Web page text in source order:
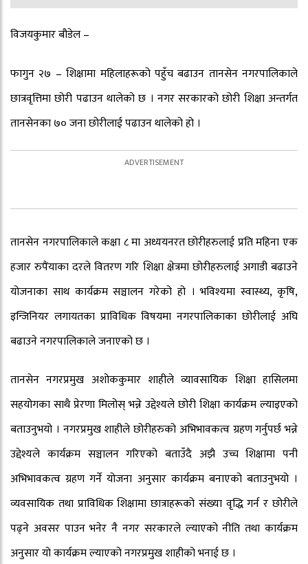
विजयकुमार बौडेल –
फागुन २७ – शिक्षामा महिलाहरूको पहुँच बढाउन तानसेन नगरपालिकाले
छात्रवृत्तिमा छोरी पढाउन थालेको छ । नगर सरकारको छोरी शिक्षा अन्तर्गत
तानसेनका ७० जना छोरीलाई पढाउन थालेको हो ।
तानसेन नगरपालिकाले कक्षा ८ मा अध्ययनरत छोरीहरुलाई प्रति महिना एक
हजार रुपैंयाका दरले वितरण गरि शिक्षा क्षेत्रमा छोरीहरुलाई अगाडी बढाउने
योजनाका साथ कार्यक्रम सञ्चालन गरेको हो । भविश्यमा स्वास्थ्य, कृषि,
इन्जिनियर लगायतका प्राविधिक विषयमा नगरपालिकाका छोरीलाई अघि
बढाउने नगरपालिकाले जनाएको छ ।
तानसेन नगरप्रमुख अशोककुमार शाहीले व्यावसायिक शिक्षा हासिलमा
सहयोगका साथै प्रेरणा मिलोस् भन्ने उद्देश्यले छोरी शिक्षा कार्यक्रम ल्याइएको
बताउनुभयो । नगरप्रमुख शाहीले छोरीहरुको अभिभावकत्व ग्रहण गर्नुपर्छ भन्ने
उद्देश्यले कार्यक्रम सञ्चालन गरिएको बताउँदै अझै उच्च शिक्षामा पनी
अभिभावकत्व ग्रहण गर्ने योजना अनुसार कार्यक्रम बनाएको बताउनुभयो ।
व्यवसायिक तथा प्राविधिक शिक्षामा छात्राहरूको संख्या वृद्धि गर्न र छोरीले
पढ्ने अवसर पाउन भनेर नै नगर सरकारले ल्याएको नीति तथा कार्यक्रम
अनुसार यो कार्यक्रम ल्याएको नगरप्रमुख शाहीको भनाई छ ।